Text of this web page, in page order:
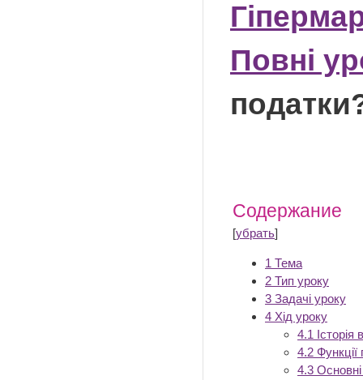
Повні
Содержание
[убрать]
1 Тема
2 Тип уроку
3 Задачі уроку
4 Хід уроку
4.1 Історія
4.2 Функції
4.3